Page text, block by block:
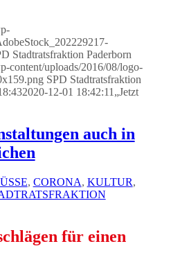
Stadtratsfraktion Paderborn
content/uploads/2016/08/logo-
SPD Stadtratsfraktion
2020-12-01 18:42:11 „Jetzt
auch in
, CORONA, KULTUR,
für einen